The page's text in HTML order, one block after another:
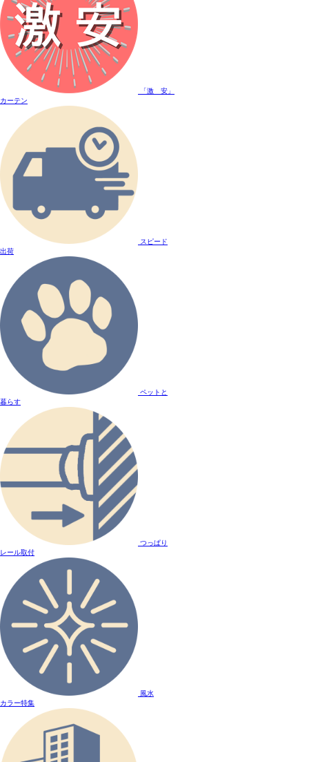
「激 安」
カーテン
スピード
出荷
ペットと
暮らす
つっぱり
レール取付
風水
カラー特集